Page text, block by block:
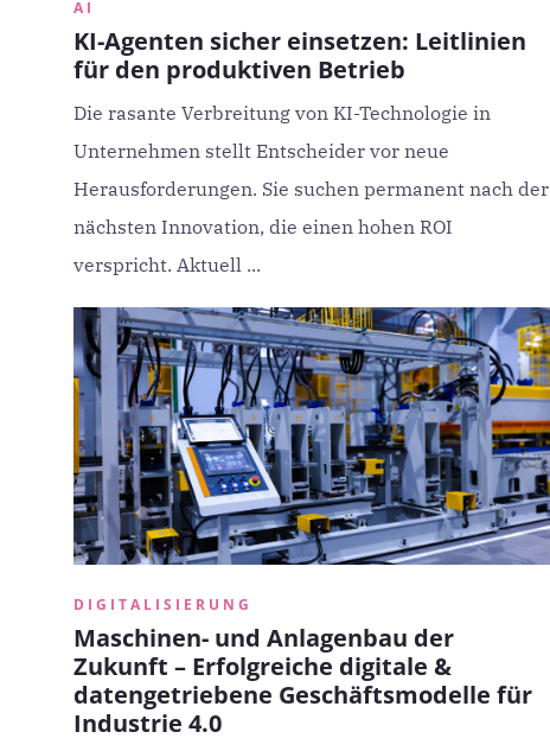
AI
KI-Agenten sicher einsetzen: Leitlinien
für den produktiven Betrieb
Die rasante Verbreitung von KI-Technologie in
Unternehmen stellt Entscheider vor neue
Herausforderungen. Sie suchen permanent nach der
nächsten Innovation, die einen hohen ROI
verspricht. Aktuell ...
DIGITALISIERUNG
Maschinen- und Anlagenbau der
Zukunft – Erfolgreiche digitale &
datengetriebene Geschäftsmodelle für
Industrie 4.0